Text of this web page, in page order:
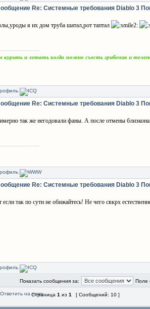
Re: Системные требования Diablo 3
я их дом труба шатал,рот таптал
курить и летать когда можно съесть грибочик и
Re: Системные требования Diablo 3
так же негодовали фаны. А после отмены
Re: Системные требования Diablo 3
если так по сути не обижайтесь! Не чего свкрх
Показать сообщения за: Поле
Страница 1 из 1 [ Сообщений: 10 ]